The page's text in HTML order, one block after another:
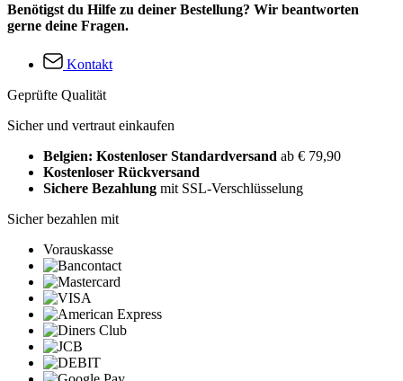
Benötigst du Hilfe zu deiner Bestellung? Wir beantworten
gerne deine Fragen.
Kontakt
Geprüfte Qualität
Sicher und vertraut einkaufen
Belgien: Kostenloser Standardversand ab € 79,90
Kostenloser Rückversand
Sichere Bezahlung mit SSL-Verschlüsselung
Sicher bezahlen mit
Vorauskasse